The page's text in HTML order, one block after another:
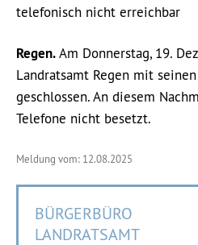
telefonisch nicht erreichbar
Regen.Am Donnerstag, 19.
Landratsamt Regen mit
geschlossen. An diesem
Telefone nicht besetzt.
Meldung vom: 12.08.2025
BÜRGERBÜRO
LANDRATSAMT